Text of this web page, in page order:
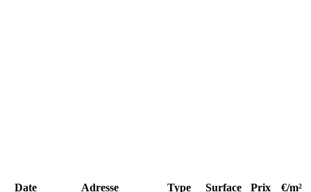
Date Adresse Type Surface Prix €/m²